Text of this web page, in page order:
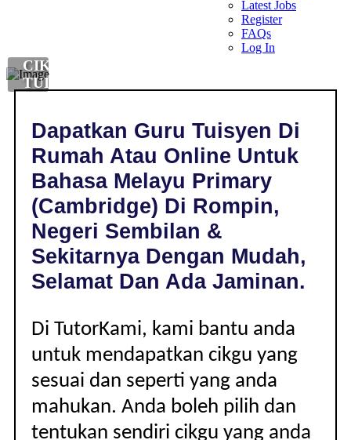
Latest Jobs
Register
FAQs
Log In
CIKGU
TUISYEN
DI
ROMPIN,
NEGERI
SEMBILAN
PRIMARY
(CAMBRIDGE)
Dapatkan Guru Tuisyen Di
Rumah Atau Online Untuk
Bahasa Melayu Primary
(Cambridge) Di Rompin,
Negeri Sembilan &
Sekitarnya Dengan Mudah,
Selamat Dan Ada Jaminan.
Di TutorKami, kami bantu anda
untuk mendapatkan cikgu yang
sesuai dan seperti yang anda
mahukan. Anda boleh pilih dan
tentukan sendiri cikgu yang anda